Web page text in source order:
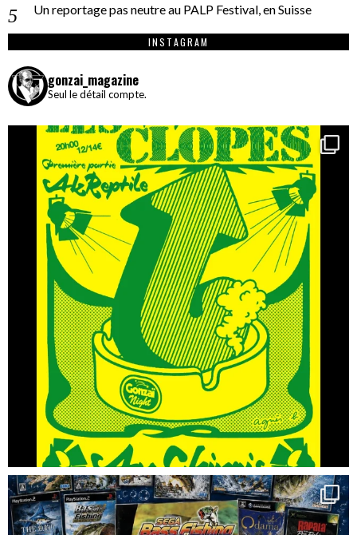
Un reportage pas neutre au PALP Festival, en Suisse
INSTAGRAM
gonzai_magazine
Seul le détail compte.